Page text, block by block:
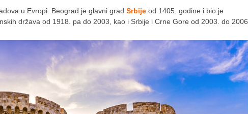
u Evropi. Beograd je glavni gradSrbije od 1405. godine i bio je
država od 1918. pa do 2003, kao i Srbije i Crne Gore od 2003. do 2006.